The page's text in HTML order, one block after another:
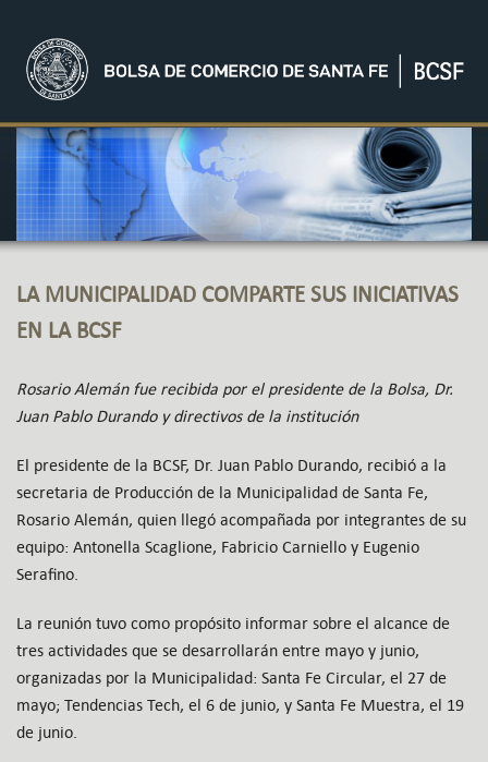
LA MUNICIPALIDAD COMPARTE SUS INICIATIVAS
EN LA BCSF
Rosario Alemán fue recibida por el presidente de la Bolsa, Dr.
Juan Pablo Durando y directivos de la institución
El presidente de la BCSF, Dr. Juan Pablo Durando, recibió a la
secretaria de Producción de la Municipalidad de Santa Fe,
Rosario Alemán, quien llegó acompañada por integrantes de su
equipo: Antonella Scaglione, Fabricio Carniello y Eugenio
Serafino.
La reunión tuvo como propósito informar sobre el alcance de
tres actividades que se desarrollarán entre mayo y junio,
organizadas por la Municipalidad: Santa Fe Circular, el 27 de
mayo; Tendencias Tech, el 6 de junio, y Santa Fe Muestra, el 19
de junio.